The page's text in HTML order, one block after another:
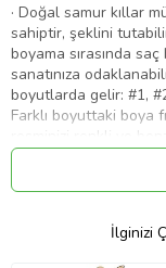
· Doğal samur kıllar
sahiptir, şeklini
boyama sırasında
sanatınıza
boyutlarda gelir: #1,
Farklı boyuttaki boya
resminizi renkli ve
her zaman iş için
olabilirsiniz,
karıştırabilirsiniz. Bu
detaylandırma,İlginizi